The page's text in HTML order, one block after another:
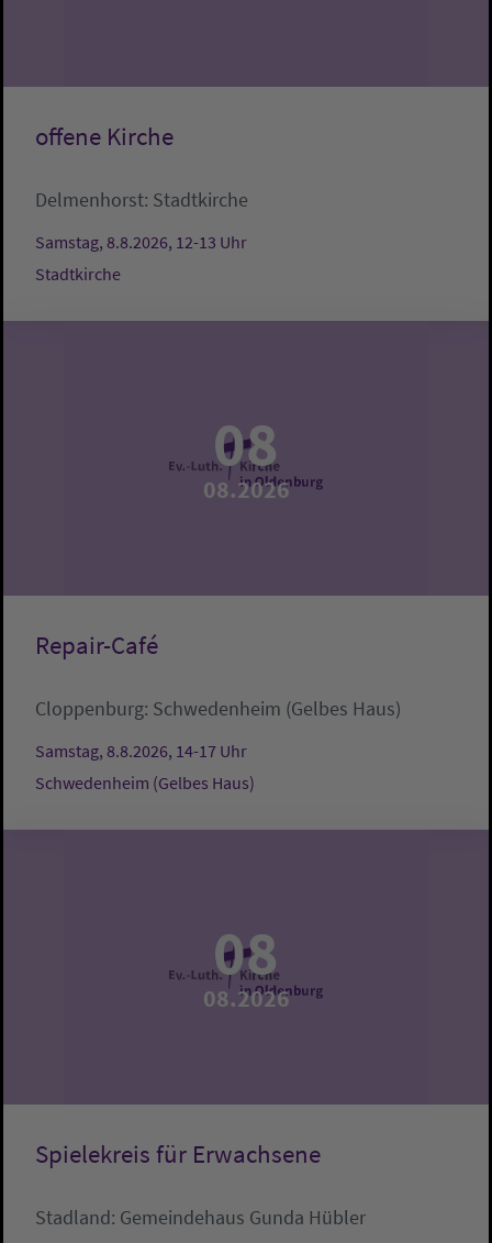
offene Kirche
Delmenhorst: Stadtkirche
Samstag, 8.8.2026, 12-13 Uhr
Stadtkirche
08
08.2026
Repair-Café
Cloppenburg: Schwedenheim (Gelbes Haus)
Samstag, 8.8.2026, 14-17 Uhr
Schwedenheim (Gelbes Haus)
08
08.2026
Spielekreis für Erwachsene
Stadland: Gemeindehaus Gunda Hübler